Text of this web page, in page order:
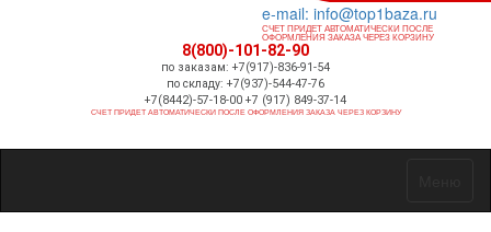
e-mail: info@top1baza.ru
СЧЕТ ПРИДЕТ АВТОМАТИЧЕСКИ ПОСЛЕ
ОФОРМЛЕНИЯ ЗАКАЗА ЧЕРЕЗ КОРЗИНУ
8(800)-101-82-90
по заказам: +7(917)-836-91-54
по складу: +7(937)-544-47-76
+7(8442)-57-18-00 +7 (917) 849-37-14
СЧЕТ ПРИДЕТ АВТОМАТИЧЕСКИ ПОСЛЕ ОФОРМЛЕНИЯ ЗАКАЗА ЧЕРЕЗ КОРЗИНУ